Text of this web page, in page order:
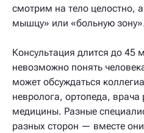
смотрим на тело целостно,
мышцу» или «больную
Консультация длится до 45
невозможно понять
может обсуждаться
невролога, ортопеда, врача
медицины. Разные
разных сторон — вместе